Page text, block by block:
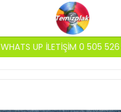
WHATS UP İLETİŞİM 0 505